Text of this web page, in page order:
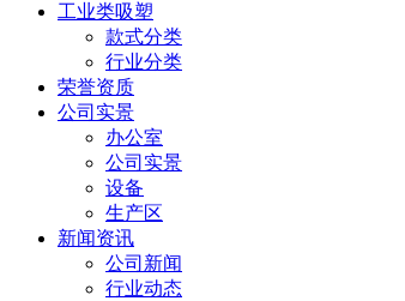
工业类吸塑
款式分类
行业分类
荣誉资质
公司实景
办公室
公司实景
设备
生产区
新闻资讯
公司新闻
行业动态